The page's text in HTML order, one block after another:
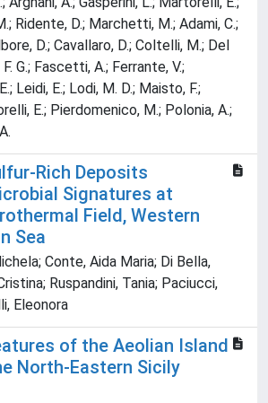
Ridente, D.; Marchetti, M.; Adami, C.;
D.; Cavallaro, D.; Coltelli, M.; Del
F. G.; Fascetti, A.; Ferrante, V.;
Leidi, E.; Lodi, M. D.; Maisto, F.;
E.; Pierdomenico, M.; Polonia, A.;
Rich Deposits
Signatures at
Field, Western
Sea
Conte, Aida Maria; Di Bella,
Ruspandini, Tania; Paciucci,
Eleonora
of the Aeolian Island
North-Eastern Sicily